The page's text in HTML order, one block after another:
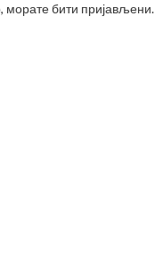
моратебити пријављени.